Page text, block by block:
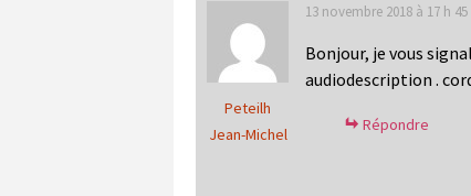
Peteilh
Jean-Michel
13 novembre 2018 à 17 h
Bonjour, je vous
audiodescription .
Répondre